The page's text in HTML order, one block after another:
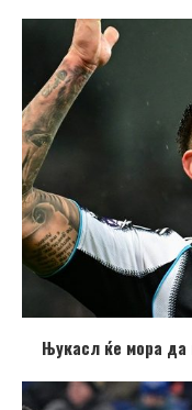
Њукасл ќе мора да